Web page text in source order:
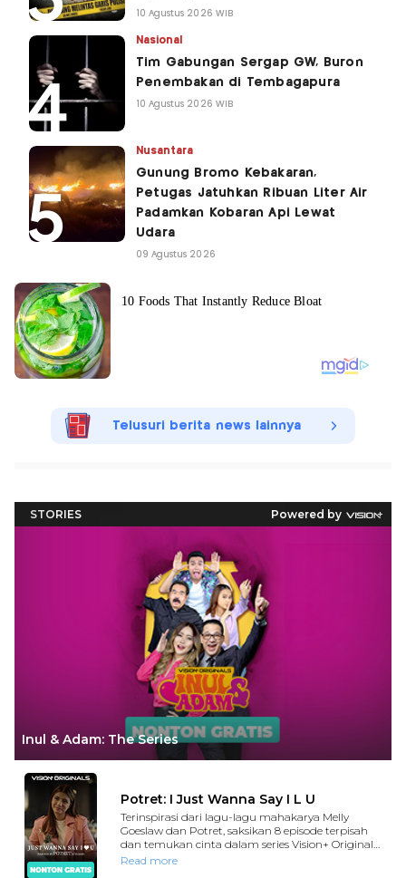
10 Agustus 2026 WIB
Nasional
Tim Gabungan Sergap GW, Buron
Penembakan di Tembagapura
10 Agustus 2026 WIB
Nusantara
Gunung Bromo Kebakaran,
Petugas Jatuhkan Ribuan Liter Air
Padamkan Kobaran Api Lewat
Udara
09 Agustus 2026
Telusuri berita news lainnya